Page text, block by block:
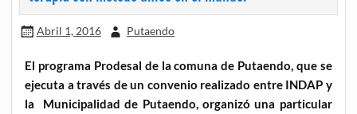
Abril 1, 2016 Putaendo
El programa Prodesal de la comuna de Putaendo, que se
ejecuta a través de un convenio realizado entre INDAP y
la Municipalidad de Putaendo, organizó una particular